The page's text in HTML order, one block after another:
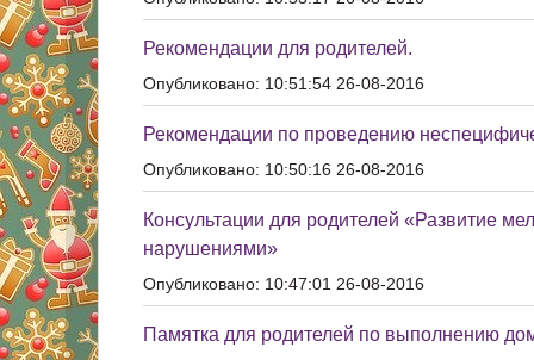
Рекомендации для родителей.
Опубликовано: 10:51:54 26-08-2016
Рекомендации по проведению
Опубликовано: 10:50:16 26-08-2016
Консультации для родителей «Развитие
нарушениями»
Опубликовано: 10:47:01 26-08-2016
Памятка для родителей по выполнению